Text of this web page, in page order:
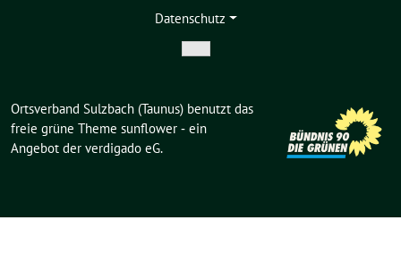
Datenschutz
Zeige
Ortsverband Sulzbach (Taunus) benutzt das
freie grüne Theme sunflower ‐ ein
Angebot der verdigado eG.